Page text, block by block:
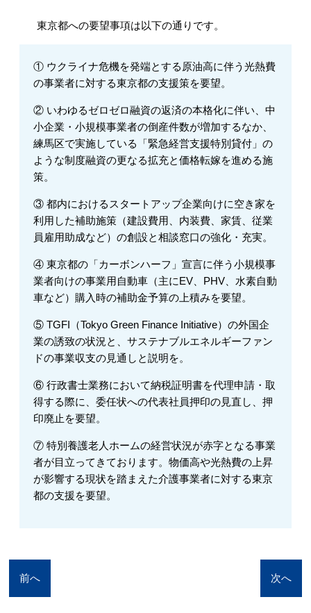
東京都への要望事項は以下の通りです。
① ウクライナ危機を発端とする原油高に伴う光熱費
の事業者に対する東京都の支援策を要望。
② いわゆるゼロゼロ融資の返済の本格化に伴い、中
小企業・小規模事業者の倒産件数が増加するなか、
練馬区で実施している「緊急経営支援特別貸付」の
ような制度融資の更なる拡充と価格転嫁を進める施
策。
③ 都内におけるスタートアップ企業向けに空き家を
利用した補助施策（建設費用、内装費、家賃、従業
員雇用助成など）の創設と相談窓口の強化・充実。
④ 東京都の「カーボンハーフ」宣言に伴う小規模事
業者向けの事業用自動車（主にEV、PHV、水素自動
車など）購入時の補助金予算の上積みを要望。
⑤ TGFI（Tokyo Green Finance Initiative）の外国企
業の誘致の状況と、サステナブルエネルギーファン
ドの事業収支の見通しと説明を。
⑥ 行政書士業務において納税証明書を代理申請・取
得する際に、委任状への代表社員押印の見直し、押
印廃止を要望。
⑦ 特別養護老人ホームの経営状況が赤字となる事業
者が目立ってきております。物価高や光熱費の上昇
が影響する現状を踏まえた介護事業者に対する東京
都の支援を要望。
前へ 次へ